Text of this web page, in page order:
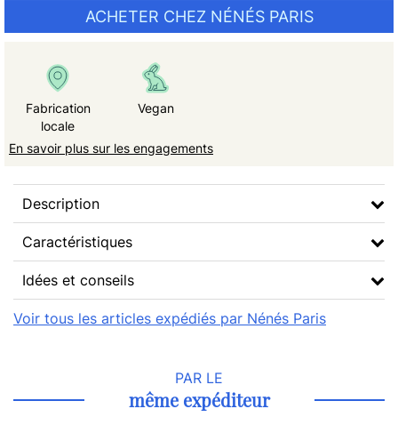
ACHETER CHEZ NÉNÉS PARIS
Fabrication
locale
Vegan
En savoir plus sur les engagements
Description
Caractéristiques
Idées et conseils
Voir tous les articles expédiés par Nénés Paris
PAR LE
même expéditeur